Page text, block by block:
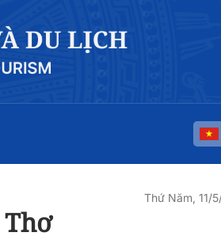
Thứ Năm, 11/